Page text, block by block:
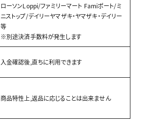
ローソンLoppi/ファミリーマート Famiポート/ミ
ニストップ/デイリーヤマザキ・ヤマザキ・デイリー
等
※別途決済手数料が発生します
入金確認後,直ちに利用できます
商品特性上,返品に応じることは出来ません